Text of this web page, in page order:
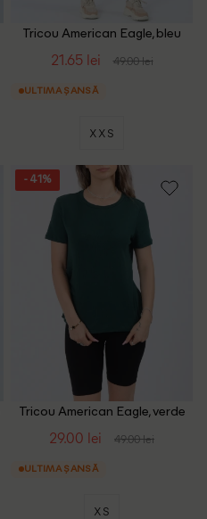
Tricou American Eagle, bleu
21.65 lei 49.00 lei
ULTIMA ȘANSĂ
XXS
- 41%
Tricou American Eagle, verde
29.00 lei 49.00 lei
ULTIMA ȘANSĂ
XS